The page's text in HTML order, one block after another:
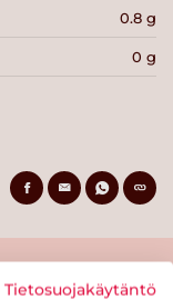
0.8 g
0 g
Tietosuojakäytäntö